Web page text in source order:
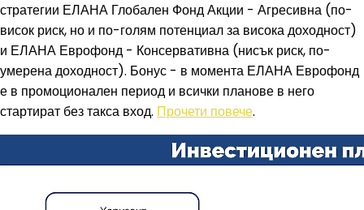
стратегии ЕЛАНА Глобален Фонд Акции - Агресивна (по-
висок риск, но и по-голям потенциал за висока доходност)
и ЕЛАНА Еврофонд - Консервативна (нисък риск, по-
умерена доходност). Бонус - в момента ЕЛАНА Еврофонд
е в промоционален период и всички планове в него
стартират без такса вход. Прочети повече.